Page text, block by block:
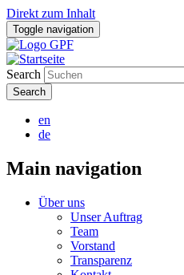
Direkt zum Inhalt
Toggle navigation
Search
en
de
Main navigation
Über uns
Unser Auftrag
Team
Vorstand
Transparenz